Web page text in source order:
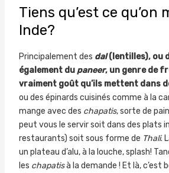
Tiens qu’est ce qu’on
Inde?
Principalement des dal(lentilles), ou
également du paneer, un genre de
vraiment goût qu’ils mettent dans
ou des épinards cuisinés comme à la
mange avec des chapatis, sorte de
peut vous le servir soit dans des plats
restaurants) soit sous forme de Thali.
un plateau d’alu, à la louche, splash!
les chapatisà la demande ! Et là, c’est